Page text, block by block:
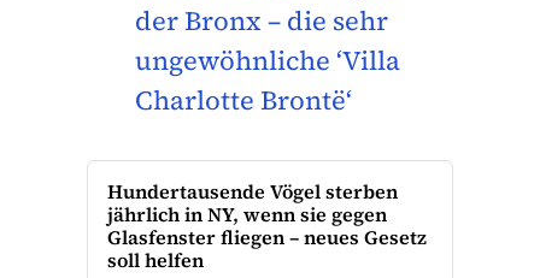
der Bronx – die sehr
ungewöhnliche ‘Villa
Charlotte Brontë‘
Hundertausende Vögel sterben
jährlich in NY, wenn sie gegen
Glasfenster fliegen – neues Gesetz
soll helfen